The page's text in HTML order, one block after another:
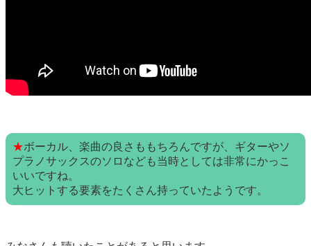
★ボーカル、楽曲の良さももちろんですが、ギターやソ
プラノサックスのソロなども当時としては非常にかっこ
いいですね。
大ヒットする要素をたくさん持っていたようです。